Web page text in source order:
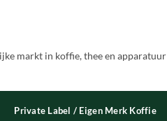
markt in koffie, thee en apparatuur
Private Label / Eigen Merk Koffie